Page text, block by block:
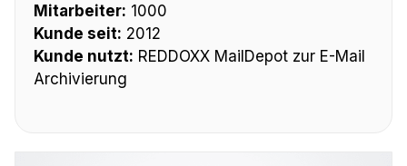
Mitarbeiter: 1000
Kunde seit: 2012
Kunde nutzt: REDDOXX MailDepot zur E-Mail
Archivierung